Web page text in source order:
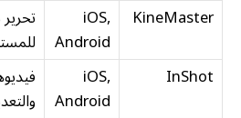
KineMaster
iOS,
Android
InShot
iOS,
Android